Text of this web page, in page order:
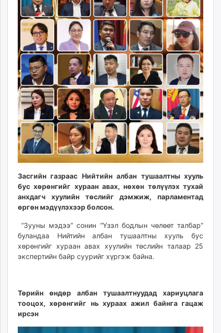
ikon.mn
mnb.mn
Livetv.mn
Eguur.mn
24tsag.mn
shuud.mn
eagle.mn
ergelt.mn
zarig.mn
today.mn
zuv.mn
mminfo.mn
ugluu.mn
unen.mn
asu.mn
shudarga.mn
unuudur.mn
isee.mn
mglradio.com
tumen.mn
shuum.mn
times.mn
tvmongolia.mn
Засгийн газраас Нийтийн албан тушаалтны хууль
бус хөрөнгийг хураан авах, нөхөн төлүүлэх тухай
анхдагч хуулийн төслийг дэмжиж, парламентад
өргөн мэдүүлэхээр болсон.
“Зууны мэдээ” сонин “Үзэл бодлын чөлөөт талбар”
буландаа Нийтийн албан тушаалтны хууль бус
хөрөнгийг хураан авах хуулийн төслийн талаар 25
экспертийн байр суурийг хүргэж байна.
Төрийн өндөр албан тушаалтнуудад хариуцлага
тооцох, хөрөнгийг нь хураах ажил байнга гацаж
ирсэн